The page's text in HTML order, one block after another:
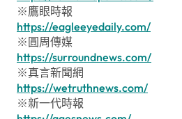
※鷹眼時報
https://eagleeyedaily.com/
※圓周傳媒
https://surroundnews.com/
※真言新聞網
https://wetruthnews.com/
※新一代時報